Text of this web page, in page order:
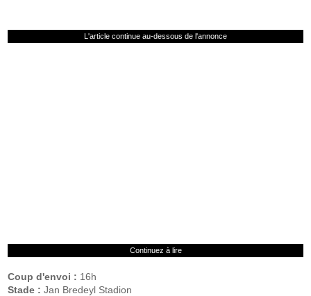
L'article continue au-dessous de l'annonce
Continuez à lire
Coup d'envoi : 16h
Stade : Jan Bredeyl Stadion